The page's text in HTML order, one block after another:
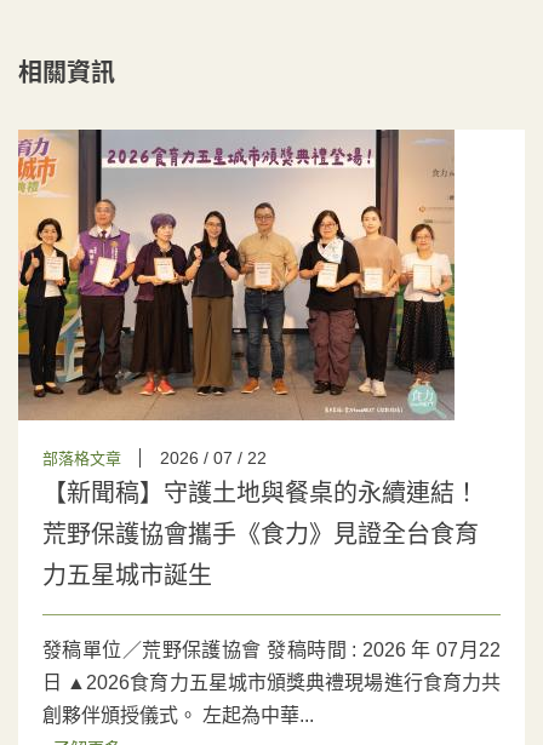
相關資訊
部落格文章 2026 / 07 / 22
【新聞稿】守護土地與餐桌的永續連結！
荒野保護協會攜手《食力》見證全台食育
力五星城市誕生
發稿單位／荒野保護協會 發稿時間 : 2026 年 07月22
日 ▲2026食育力五星城市頒獎典禮現場進行食育力共
創夥伴頒授儀式。 左起為中華...